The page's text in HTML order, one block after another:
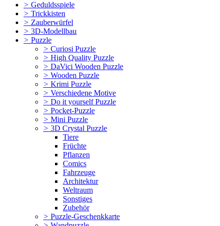
> Geduldsspiele
> Trickkisten
> Zauberwürfel
> 3D-Modellbau
> Puzzle
> Curiosi Puzzle
> High Quality Puzzle
> DaVici Wooden Puzzle
> Wooden Puzzle
> Krimi Puzzle
> Verschiedene Motive
> Do it yourself Puzzle
> Pocket-Puzzle
> Mini Puzzle
> 3D Crystal Puzzle
Tiere
Früchte
Pflanzen
Comics
Fahrzeuge
Architektur
Weltraum
Sonstiges
Zubehör
> Puzzle-Geschenkkarte